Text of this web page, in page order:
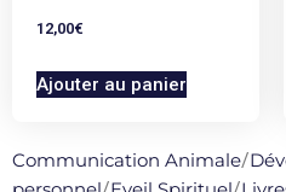
12,00€
Ajouter au panier
Communication Animale/